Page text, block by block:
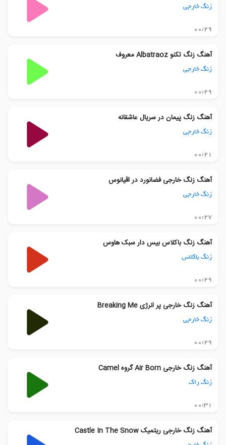
زنگ خارجی
00:29
آهنگ زنگ تکنو Albatraoz معروف
زنگ خارجی
00:29
آهنگ زنگ پیمان در سریال عاشقانه
زنگ خارجی
00:21
آهنگ زنگ خارجی فضانورد در اقیانوس
زنگ خارجی
00:27
آهنگ زنگ باکلاس بیس دار سبک هاوس
زنگ باکلاس
00:29
آهنگ زنگ خارجی پر انرژی Breaking Me
زنگ خارجی
00:29
آهنگ زنگ خارجی Air Born گروه Camel
زنگ راک
00:31
آهنگ زنگ خارجی ریتمیک Castle In The Snow